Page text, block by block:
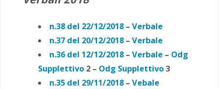
n.38 del 22/12/2018 –Verbale
n.37 del 20/12/2018 –Verbale
n.36 del 12/12/2018 –Verbale – Odg
Supplettivo2 – Odg Supplettivo3
n.35 del 29/11/2018 –Vebale